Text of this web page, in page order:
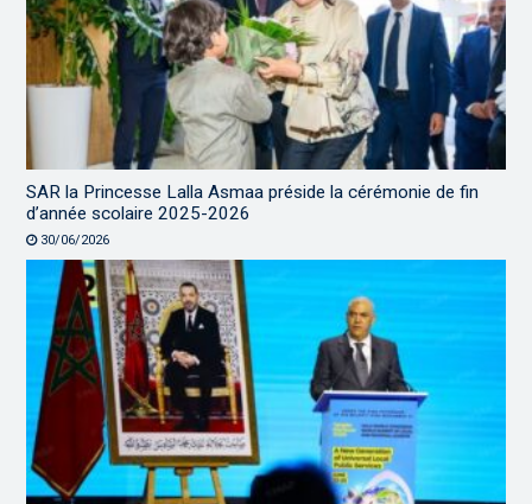
SAR la Princesse Lalla Asmaa préside la cérémonie de fin
d’année scolaire 2025-2026
30/06/2026